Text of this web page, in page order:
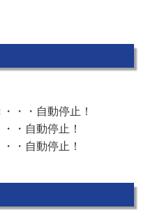
・・自動停止！
・自動停止！
・自動停止！